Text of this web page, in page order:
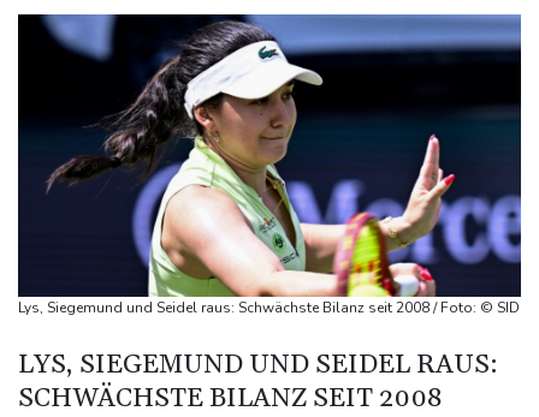
Katastrophenfall ausgerufen
Trump fordert Entschädigungen vom Iran
Russische Oppositionspartei Jabloko von Parlamentswahl
ausgeschlossen
Schwimm-EM: Märtens holt mit Staffel erste Becken-Medaille
Kosovo-Schutztruppe KFOR will Präsenz an Schlüsselpositionen
zurückfahren
Regierung baut Drohnenabwehr an Flughäfen aus - Absage an
Bundeswehr-Einsatz
internieren
Mindestens 18 Tote bei schwerem Erdbeben in Kolumbien
Lys, Siegemund und Seidel raus: Schwächste Bilanz seit 2008 / Foto: © SID
LYS, SIEGEMUND UND SEIDEL RAUS:
SCHWÄCHSTE BILANZ SEIT 2008